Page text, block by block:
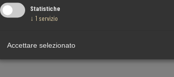
Statistiche
↓ 1 servizio
Accettare selezionato